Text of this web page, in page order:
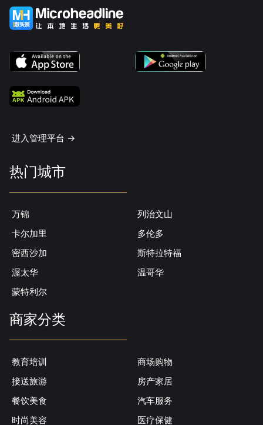
进入管理平台 ->
热门城市
万锦
列治文山
卡尔加里
多伦多
密西沙加
斯特拉特福
渥太华
温哥华
蒙特利尔
商家分类
教育培训
商场购物
接送旅游
房产家居
餐饮美食
汽车服务
时尚美容
医疗保健